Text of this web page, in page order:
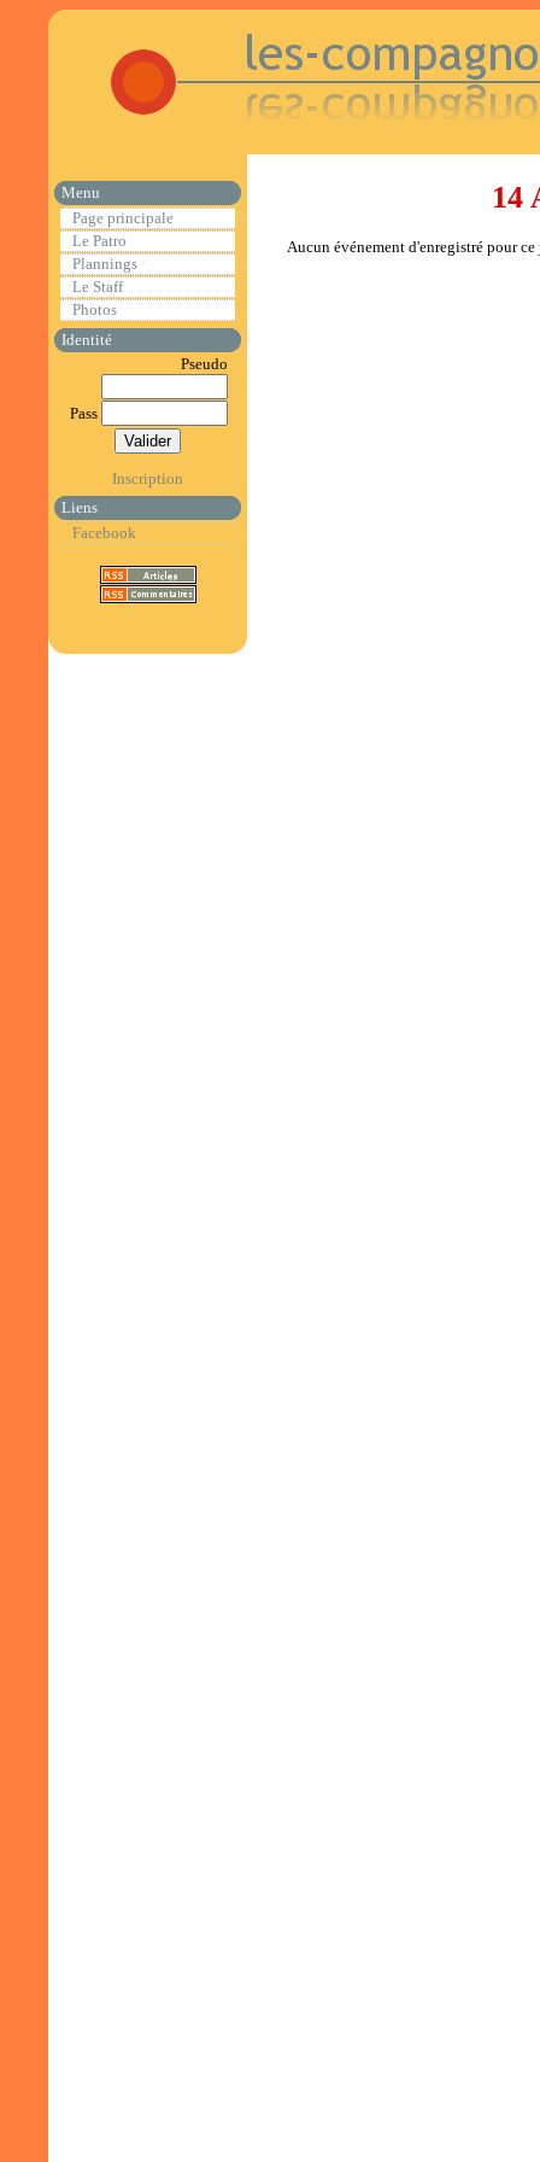
Menu
Page principale
Le Patro
Plannings
Le Staff
Photos
Identité
Pseudo
Pass
Inscription
Liens
Facebook
14
Aucun événement d'enregistré pour